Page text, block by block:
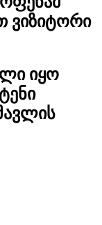
ვიზიტორი
იყო